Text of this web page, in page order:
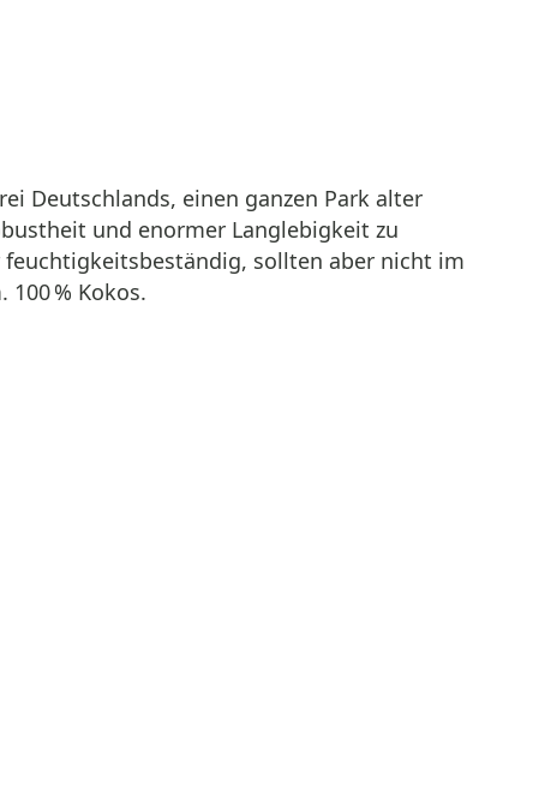
Deutschlands, einen ganzen Park alter
und enormer Langlebigkeit zu
feuchtigkeitsbeständig, sollten aber nicht im
% Kokos.